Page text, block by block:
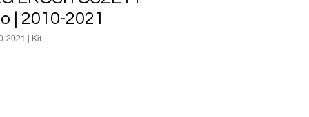
| 2010-2021
2021 | Kit